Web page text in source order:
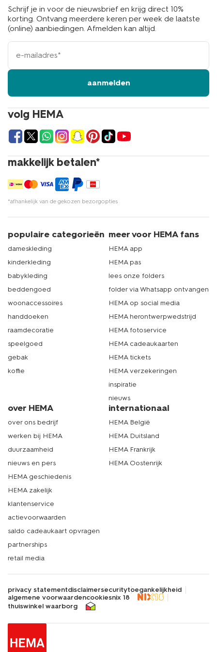
volg HEMA
makkelijk betalen*
*afhankelijk van de gekozen bezorgopties
Schrijf je in voor de nieuwsbrief en krijg direct 10%
korting. Ontvang meerdere keren per week de laatste
(online) aanbiedingen. Afmelden kan altijd.
e-
mailadres
aanmelden
populaire categorieën
dameskleding
kinderkleding
babykleding
beddengoed
woonaccessoires
handdoeken
raamdecoratie
speelgoed
gebak
koffie
meer voor HEMA fans
HEMA app
HEMA pas
lees onze folders
folder via Whatsapp ontvangen
HEMA op social media
HEMA herontwerpwedstrijd
HEMA fotoservice
HEMA cadeaukaarten
HEMA tickets
HEMA verzekeringen
inspiratie
nieuws
over HEMA
over ons bedrijf
werken bij HEMA
duurzaamheid
nieuws en pers
HEMA geschiedenis
HEMA zakelijk
klantenservice
actievoorwaarden
saldo cadeaukaart opvragen
partnerships
retail media
internationaal
HEMA België
HEMA Duitsland
HEMA Frankrijk
HEMA Oostenrijk
privacy statementdisclaimersecuritytoegankelijkheid
algemene voorwaardencookiesnix 18
thuiswinkel waarborg